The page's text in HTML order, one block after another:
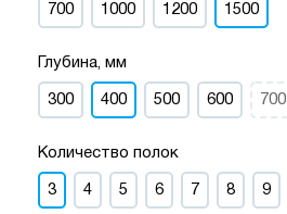
700 1000 1200 1500
Глубина, мм
300 400 500 600 700
Количество полок
3 4 5 6 7 8 9